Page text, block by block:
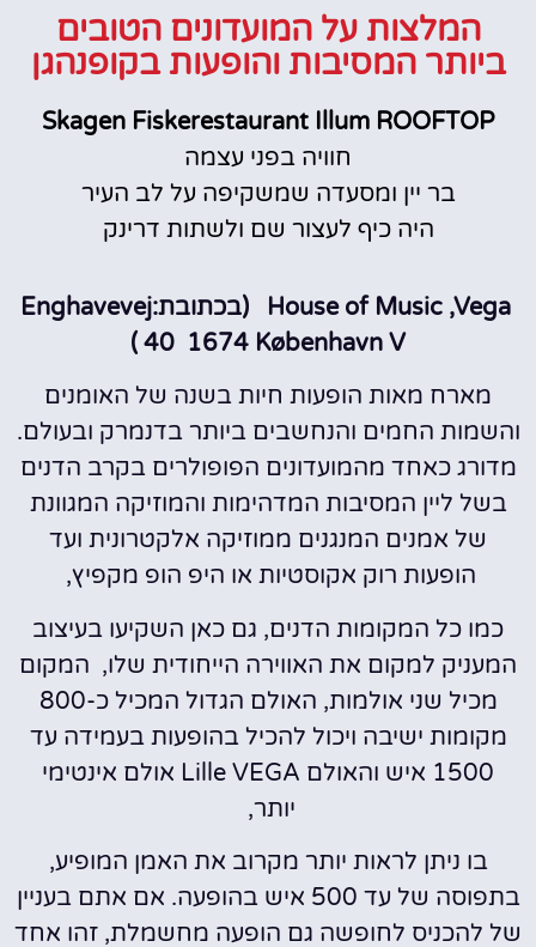
המלצות על המועדונים הטובים
ביותר המסיבות והופעות בקופנהגן
Skagen Fiskerestaurant Illum ROOFTOP
חוויה בפני עצמה
בר יין ומסעדה שמשקיפה על לב העיר
היה כיף לעצור שם ולשתות דרינק
House of Music ,Vega (בכתובת:Enghavevej
40 1674 København V )
מארח מאות הופעות חיות בשנה של האומנים
והשמות החמים והנחשבים ביותר בדנמרק ובעולם.
מדורג כאחד מהמועדונים הפופולרים בקרב הדנים
בשל ליין המסיבות המדהימות והמוזיקה המגוונת
של אמנים המנגנים ממוזיקה אלקטרונית ועד
הופעות רוק אקוסטיות או היפ הופ מקפיץ,
כמו כל המקומות הדנים, גם כאן השקיעו בעיצוב
המעניק למקום את האווירה הייחודית שלו, המקום
מכיל שני אולמות, האולם הגדול המכיל כ-800
מקומות ישיבה ויכול להכיל בהופעות בעמידה עד
1500 איש והאולם Lille VEGA אולם אינטימי
יותר,
בו ניתן לראות יותר מקרוב את האמן המופיע,
בתפוסה של עד 500 איש בהופעה. אם אתם בעניין
של להכניס לחופשה גם הופעה מחשמלת, זהו אחד